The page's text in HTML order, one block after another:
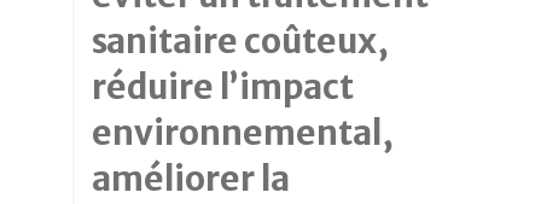
sanitaire coûteux,
réduire l’impact
environnemental,
améliorer la